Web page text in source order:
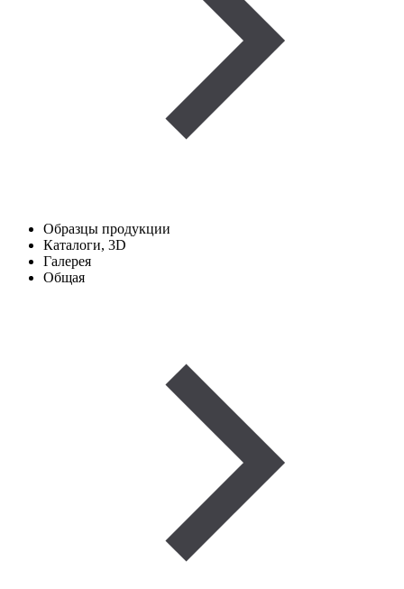
Образцы продукции
Каталоги, 3D
Галерея
Общая